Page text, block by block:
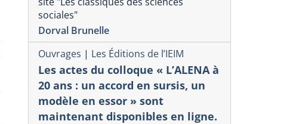
sociales"
Dorval Brunelle
Ouvrages | Les Éditions de l’IEIM
Les actes du colloque « L’ALENA à
20 ans : un accord en sursis, un
modèle en essor » sont
maintenant disponibles en ligne.